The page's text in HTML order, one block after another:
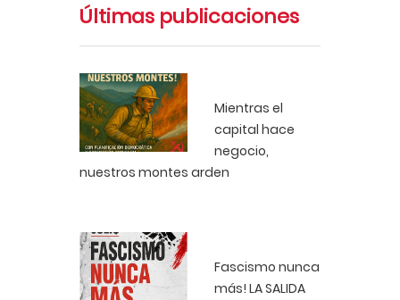
Últimas publicaciones
Mientras el
capital hace
negocio,
nuestros montes arden
Fascismo nunca
más! LA SALIDA